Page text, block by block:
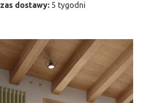
dostawy: 5 tygodni